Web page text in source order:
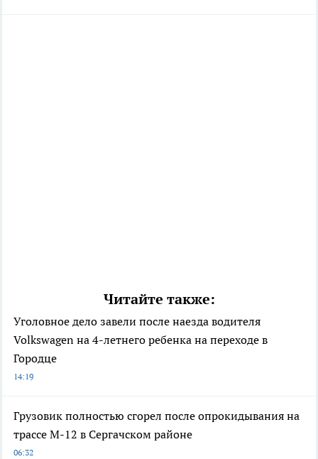
Читайте также:
Уголовное дело завели после наезда водителя
Volkswagen на 4-летнего ребенка на переходе в
Городце
14:19
Грузовик полностью сгорел после опрокидывания на
трассе М-12 в Сергачском районе
06:32